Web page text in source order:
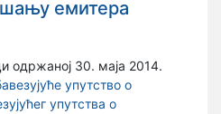
емитера
одржаној 30. маја 2014.
упутство о
упутства о